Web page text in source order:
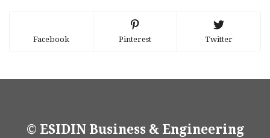
Facebook Pinterest Twitter
© ESIDIN Business & Engineering